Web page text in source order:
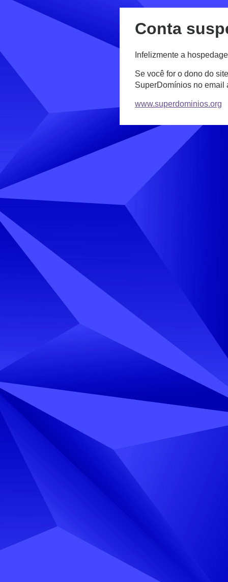
Conta
Infelizmente a
Se você for o dono do
SuperDomínios no email
www.superdominios.org